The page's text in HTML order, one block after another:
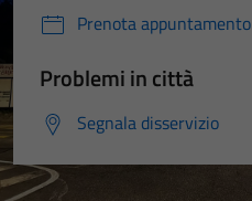
Prenota appuntamento
Problemi in città
Segnala disservizio